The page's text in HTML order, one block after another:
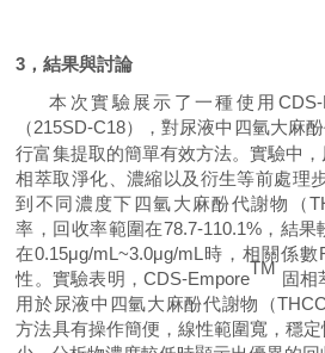
3 ，結果與討論
本次實驗展示了一種使用
（215SD-C18），對尿液中 四氫大麻酚
行富集提取的簡單有效方法。 實驗中
相萃取淨化、濃縮以及衍生等前處理
到 不同濃度下四氫大麻酚代謝物 （
率， 回收率範圍在78.7-110.1%，結果
在0.15μg/mL~3.0μg/mL時，相關係數
性。實驗表明，CDS-Empore
TM
固相
用於尿液中四氫大麻酚代謝物 （
方法具有操作簡便，線性範圍寬，穩